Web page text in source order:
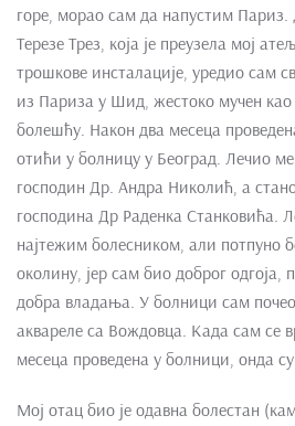
горе, морао сам да напустим
Терезе Трез, која је преузела мој
трошкове инсталације, уредио сам
из Париза у Шид, жестоко мучен као
болешћу. Након два месеца
отићи у болницу у Београд. Лечио ме
господин Др. Андра Николић, а
господина Др Раденка Станковића.
најтежим болесником, али потпуно
околину, јер сам био доброг одгоја,
добра владања. У болници сам
аквареле са Вождовца. Када сам се
месеца проведена у болници, онда
Мој отац био је одавна болестан